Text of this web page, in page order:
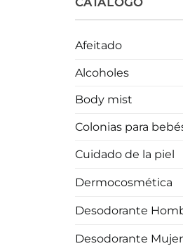
Afeitado
Alcoholes
Body mist
Colonias para
Cuidado de la piel
Dermocosmética
Desodorante
Desodorante Mujer